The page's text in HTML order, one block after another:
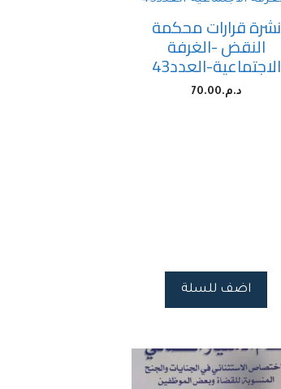
نشرة قرارات محكمة
النقض -الغرفة
الاجتماعية-العدد43
د.م.70.00
اضف للسلة